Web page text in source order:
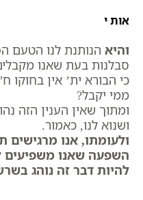
אות י
והיא הנותנת לנו הטעם
סבלנות בעת שאנו
כי הבורא ית’ אין בחוקו
ממי יקבל?
ומתוך שאין הענין הזה
ושנוא לנו, כאמור.
ולעומתו, אנו מרגישים
השפעה שאנו משפיעים
להיות דבר זה נוהג